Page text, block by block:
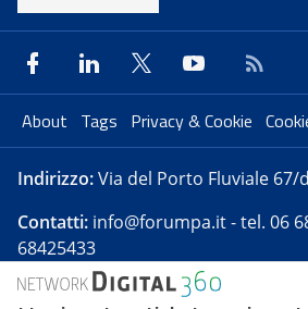
About Tags Privacy & Cookie
Indirizzo:Via del Porto Fluviale 67/
Contatti: info@forumpa.it- tel. 06
68425433